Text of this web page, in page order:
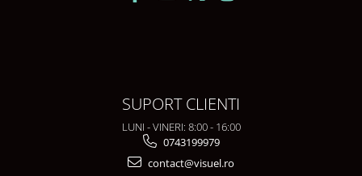
SUPORT CLIENTI
LUNI - VINERI: 8:00 - 16:00
0743199979
contact@visuel.ro